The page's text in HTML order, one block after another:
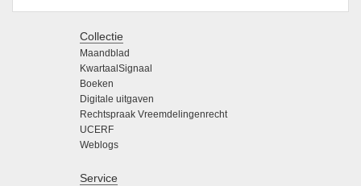
Collectie
Maandblad
KwartaalSignaal
Boeken
Digitale uitgaven
Rechtspraak Vreemdelingenrecht
UCERF
Weblogs
Service